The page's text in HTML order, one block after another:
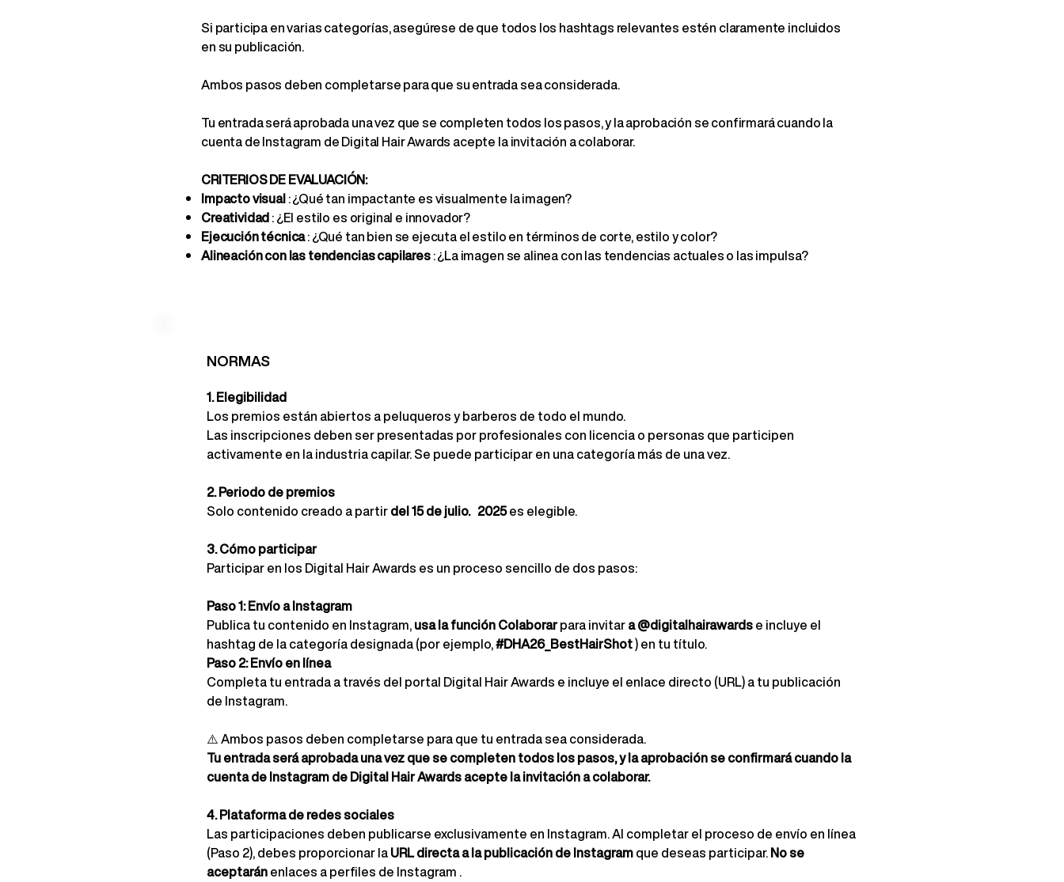
Si participa en varias categorías, asegúrese de que todos los hashtags relevantes estén claramente incluidos
en su publicación.
Ambos pasos deben completarse para que su entrada sea considerada.
Tu entrada será aprobada una vez que se completen todos los pasos, y la aprobación se confirmará cuando la
cuenta de Instagram de Digital Hair Awards acepte la invitación a colaborar.
CRITERIOS DE EVALUACIÓN:
Impacto visual: ¿Qué tan impactante es visualmente la imagen?
Creatividad: ¿El estilo es original e innovador?
Ejecución técnica: ¿Qué tan bien se ejecuta el estilo en términos de corte, estilo y color?
Alineación con las tendencias capilares: ¿La imagen se alinea con las tendencias actuales o las impulsa?
NORMAS
1. Elegibilidad
Los premios están abiertos a peluqueros y barberos de todo el mundo.
Las inscripciones deben ser presentadas por profesionales con licencia o personas que participen
activamente en la industria capilar. Se puede participar en una categoría más de una vez.
2. Periodo de premios
Solo contenido creado a partirdel 15 de julio. 2025es elegible.
3. Cómo participar
Participar en los Digital Hair Awards es un proceso sencillo de dos pasos:
Paso 1: Envío a Instagram
Publica tu contenido en Instagram,usa la función Colaborarpara invitara @digitalhairawardse incluye el
hashtag de la categoría designada (por ejemplo,#DHA26_BestHairShot) en tu título.
Paso 2: Envío en línea
Completa tu entrada a través del portal Digital Hair Awards e incluye el enlace directo (URL) a tu publicación
de Instagram.
⚠️Ambos pasos deben completarse para que tu entrada sea considerada.
Tu entrada será aprobada una vez que se completen todos los pasos, y la aprobación se confirmará cuando la
cuenta de Instagram de Digital Hair Awards acepte la invitación a colaborar.
4. Plataforma de redes sociales
Las participaciones deben publicarse exclusivamente en Instagram. Al completar el proceso de envío en línea
(Paso 2), debes proporcionar laURL directa a la publicación de Instagramque deseas participar.No se
aceptarán enlaces a perfiles de Instagram .